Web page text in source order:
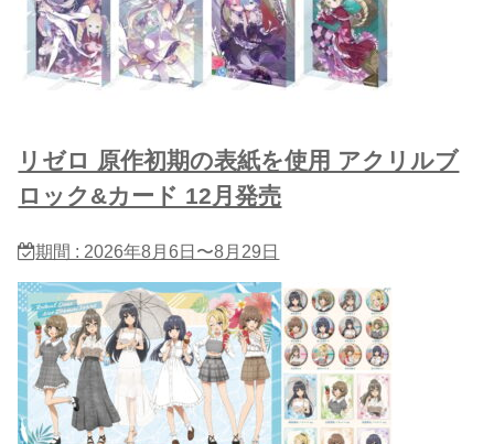
リゼロ 原作初期の表紙を使用 アクリルブ
ロック&カード 12月発売
期間 : 2026年8月6日〜8月29日